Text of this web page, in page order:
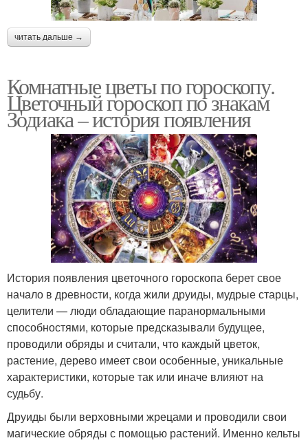
читать дальше →
Комнатные цветы по гороскопу.
Цветочный гороскоп по знакам
Зодиака – история появления
История появления цветочного гороскопа берет свое
начало в древности, когда жили друиды, мудрые старцы,
целители — люди обладающие паранормальными
способностями, которые предсказывали будущее,
проводили обряды и считали, что каждый цветок,
растение, дерево имеет свои особенные, уникальные
характеристики, которые так или иначе влияют на
судьбу.
Друиды были верховными жрецами и проводили свои
магические обряды с помощью растений. Именно кельты